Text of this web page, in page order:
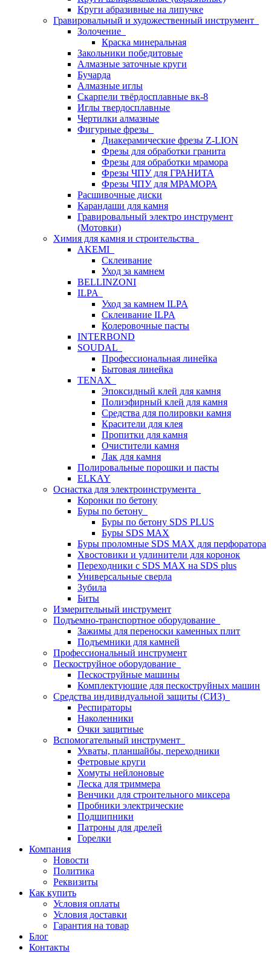
Круги абразивные на липучке
Гравировальный и художественный инструмент
Золочение
Краска минеральная
Закольники победитовые
Алмазные заточные круги
Бучарда
Алмазные иглы
Скарпели твёрдосплавные вк-8
Иглы твердосплавные
Чертилки алмазные
Фигурные фрезы
Диакерамические фрезы Z-LION
Фрезы для обработки гранита
Фрезы для обработки мрамора
Фрезы ЧПУ для ГРАНИТА
Фрезы ЧПУ для МРАМОРА
Расшивочные диски
Карандаши для камня
Гравировальный электро инструмент
(Мотовки)
Химия для камня и строительства
AKEMI
Склеивание
Уход за камнем
BELLINZONI
ILPA
Уход за камнем ILPA
Склеивание ILPA
Колеровочные пасты
INTERBOND
SOUDAL
Профессиональная линейка
Бытовая линейка
TENAX
Эпоксидный клей для камня
Полиэфирный клей для камня
Средства для полировки камня
Красители для клея
Пропитки для камня
Очистители камня
Лак для камня
Полировальные порошки и пасты
ELKAY
Оснастка для электроинструмента
Коронки по бетону
Буры по бетону
Буры по бетону SDS PLUS
Буры SDS MAX
Буры проломные SDS MAX для перфоратора
Хвостовики и удлинители для коронок
Переходники с SDS MAX на SDS plus
Универсальные сверла
Зубила
Биты
Измерительный инструмент
Подъемно-транспортное оборудование
Зажимы для переноски каменных плит
Подъемники для камней
Профессиональный инструмент
Пескоструйное оборудование
Пескоструйные машины
Комплектующие для пескоструйных машин
Средства индивидуальной защиты (СИЗ)
Респираторы
Наколенники
Очки защитные
Вспомогательный инструмент
Ухваты, планшайбы, переходники
Фетровые круги
Хомуты нейлоновые
Леска для триммера
Венчики для строительного миксера
Пробники электрические
Подшипники
Патроны для дрелей
Горелки
Компания
Новости
Политика
Реквизиты
Как купить
Условия оплаты
Условия доставки
Гарантия на товар
Блог
Контакты